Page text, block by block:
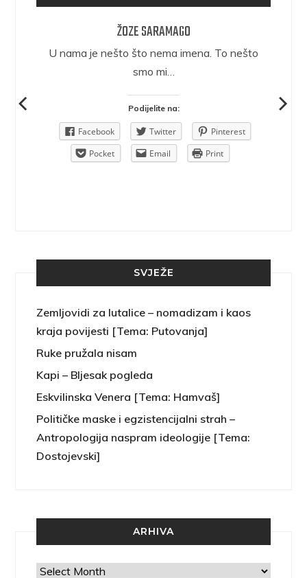
ŽOZE SARAMAGO
U nama je nešto što nema imena. To nešto
smo mi…
Podijelite na:
Facebook Twitter
Pinterest
Pocket
Email Print
SVJEŽE
Zemljovidi za lutalice – nomadizam i kaos
kraja povijesti [Tema: Putovanja]
Ruke pružala nisam
Kapi – Bljesak pogleda
Eskvilinska Venera [Tema: Hamvaš]
Političke maske i egzistencijalni strah –
Antropologija naspram ideologije [Tema:
Dostojevski]
ARHIVA
Arhiva